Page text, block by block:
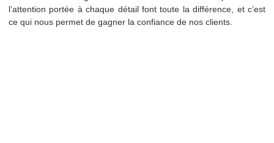
l’attention portée à chaque détail font toute la différence, et c’est
ce qui nous permet de gagner la confiance de nos clients.